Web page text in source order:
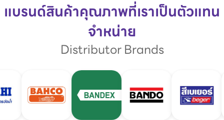
แบรนด์สินค้าคุณภาพที่เราเป็นตัวแทน
จำหน่าย
Distributor Brands